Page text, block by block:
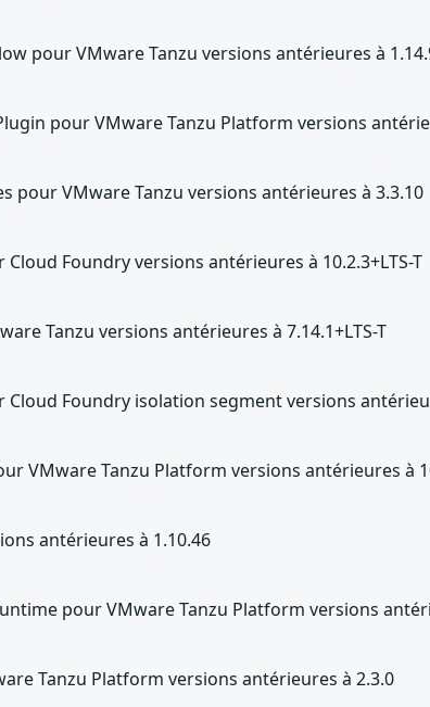
pour VMware Tanzu versions antérieures à
pour VMware Tanzu Platform versions
pour VMware Tanzu versions antérieures à 3.3.10
Foundry versions antérieures à 10.2.3+LTS-T
Tanzu versions antérieures à 7.14.1+LTS-T
Foundry isolation segment versions
VMware Tanzu Platform versions antérieures à
antérieures à 1.10.46
pour VMware Tanzu Platform versions
Tanzu Platform versions antérieures à 2.3.0